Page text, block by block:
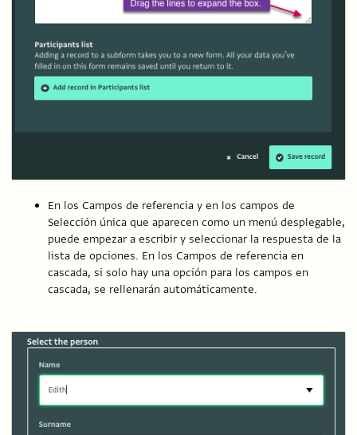
En los Campos de referencia y en los campos de
Selección única que aparecen como un menú desplegable,
puede empezar a escribir y seleccionar la respuesta de la
lista de opciones. En los Campos de referencia en
cascada, si solo hay una opción para los campos en
cascada, se rellenarán automáticamente.